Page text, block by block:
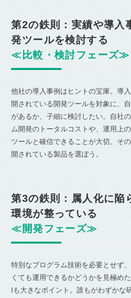
第2の鉄則：実績や導入
発ツールを検討する
≪比較・検討フェーズ≫
他社の導入事例はヒントの宝庫。導
開されている開発ツールを対象に、
があるか、子細に検討したい。自社
ム開発のトータルコストや、運用上
ツールと確信できることが大切。そ
開されている製品を選ぼう。
第3の鉄則：属人化に陥
環境が整っている
≪開発フェーズ≫
特別なプログラム技術を必要とせず
くても運用できるかどうかを見極め
Iも大きなポイント。誰もがわずかな